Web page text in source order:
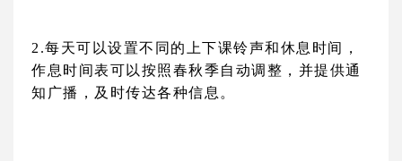
2.每天可以设置不同的上下课铃声和休息时间，
作息时间表可以按照春秋季自动调整，并提供通
知广播，及时传达各种信息。